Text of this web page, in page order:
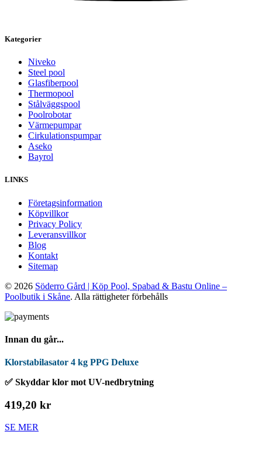
Kategorier
Niveko
Steel pool
Glasfiberpool
Thermopool
Stålväggspool
Poolrobotar
Värmepumpar
Cirkulationspumpar
Aseko
Bayrol
LINKS
Företagsinformation
Köpvillkor
Privacy Policy
Leveransvillkor
Blog
Kontakt
Sitemap
© 2026 Söderro Gård | Köp Pool, Spabad & Bastu Online –
Poolbutik i Skåne. Alla rättigheter förbehålls
Innan du går...
Klorstabilasator 4 kg PPG Deluxe
✅ Skyddar klor mot UV-nedbrytning
419,20 kr
SE MER